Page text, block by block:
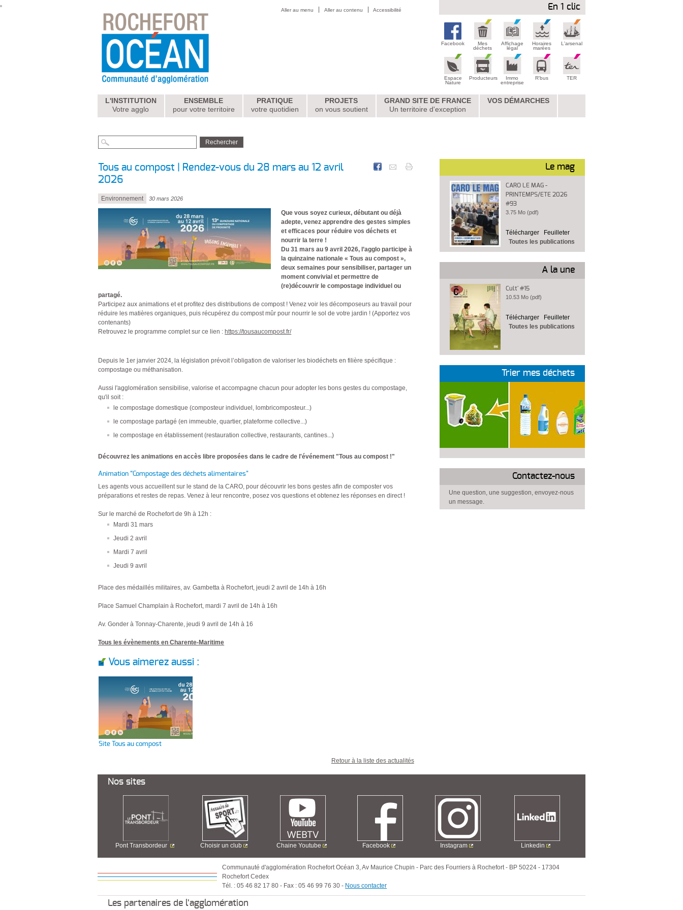
Aller au menu Aller au contenu Accessibilité En 1 clic
Facebook
Mes
déchets
Affichage
légal
Horaires
marées
L'arsenal
Espace
Nature
Producteurs
Immo
entreprise
R'bus TER
L'INSTITUTION
Votre agglo
ENSEMBLE
pour votre territoire
PRATIQUE
votre quotidien
PROJETS
on vous soutient
GRAND SITE DE FRANCE
Un territoire d'exception
VOS DÉMARCHES
Tous au compost | Rendez-vous du 28 mars au 12 avril
2026
Environnement 30 mars 2026
Que vous soyez curieux, débutant ou déjà
adepte, venez apprendre des gestes simples
et efficaces pour réduire vos déchets et
nourrir la terre !
Du 31 mars au 9 avril 2026, l’agglo participe à
la quinzaine nationale « Tous au compost »,
deux semaines pour sensibiliser, partager un
moment convivial et permettre de
(re)découvrir le compostage individuel ou
partagé.
Participez aux animations et et profitez des distributions de compost ! Venez voir les décomposeurs au travail pour
réduire les matières organiques, puis récupérez du compost mûr pour nourrir le sol de votre jardin ! (Apportez vos
contenants)
Retrouvez le programme complet sur ce lien : https://tousaucompost.fr/
Depuis le 1er janvier 2024, la législation prévoit l’obligation de valoriser les biodéchets en filière spécifique :
compostage ou méthanisation.
Aussi l'agglomération sensibilise, valorise et accompagne chacun pour adopter les bons gestes du compostage,
qu'il soit :
le compostage domestique (composteur individuel, lombricomposteur...)
le compostage partagé (en immeuble, quartier, plateforme collective...)
le compostage en établissement (restauration collective, restaurants, cantines...)
Découvrez les animations en accès libre proposées dans le cadre de l'événement "Tous au compost !"
Animation “Compostage des déchets alimentaires"
Les agents vous accueillent sur le stand de la CARO, pour découvrir les bons gestes afin de composter vos
préparations et restes de repas. Venez à leur rencontre, posez vos questions et obtenez les réponses en direct !
Sur le marché de Rochefort de 9h à 12h :
Mardi 31 mars
Jeudi 2 avril
Mardi 7 avril
Jeudi 9 avril
Place des médaillés militaires, av. Gambetta à Rochefort, jeudi 2 avril de 14h à 16h
Place Samuel Champlain à Rochefort, mardi 7 avril de 14h à 16h
Av. Gonder à Tonnay-Charente, jeudi 9 avril de 14h à 16
Tous les évènements en Charente-Maritime
Vous aimerez aussi :
Site Tous au compost
Retour à la liste des actualités
Le mag
CARO LE MAG -
PRINTEMPS/ETE 2026
#93
3.75 Mo (pdf)
Télécharger
Feuilleter
Toutes les publications
A la une
Cult' #15
10.53 Mo (pdf)
Télécharger
Feuilleter
Toutes les publications
Trier mes déchets
Contactez-nous
Une question, une suggestion, envoyez-nous
un message.
Nos sites
Pont Transbordeur Choisir un club Chaine Youtube Facebook Instagram Linkedin
Communauté d'agglomération Rochefort Océan 3, Av Maurice Chupin - Parc des Fourriers à Rochefort - BP 50224 - 17304
Rochefort Cedex
Tél. :05 46 82 17 80 - Fax :05 46 99 76 30 - Nous contacter
Les partenaires de l'agglomération